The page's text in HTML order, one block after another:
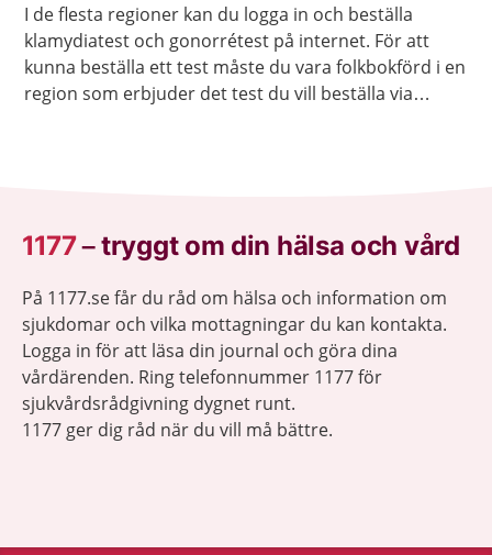
I de flesta regioner kan du logga in och beställa
klamydiatest och gonorrétest på internet. För att
kunna beställa ett test måste du vara folkbokförd i en
region som erbjuder det test du vill beställa via
1177–tryggt om din hälsa och vård
På 1177.se får du råd om hälsa och information om
sjukdomar och vilka mottagningar du kan kontakta.
Logga in för att läsa din journal och göra dina
vårdärenden. Ring telefonnummer 1177 för
sjukvårdsrådgivning dygnet runt.
1177 ger dig råd när du vill må bättre.